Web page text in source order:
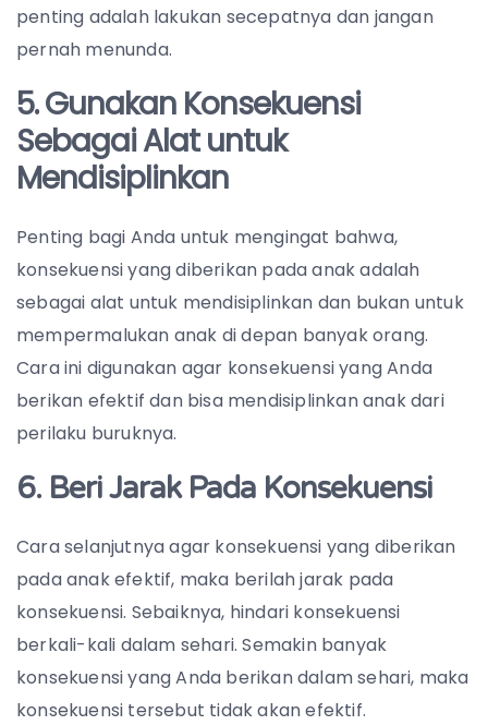
penting adalah lakukan secepatnya dan jangan
pernah menunda.
5. Gunakan Konsekuensi
Sebagai Alat untuk
Mendisiplinkan
Penting bagi Anda untuk mengingat bahwa,
konsekuensi yang diberikan pada anak adalah
sebagai alat untuk mendisiplinkan dan bukan untuk
mempermalukan anak di depan banyak orang.
Cara ini digunakan agar konsekuensi yang Anda
berikan efektif dan bisa mendisiplinkan anak dari
perilaku buruknya.
6. Beri Jarak Pada Konsekuensi
Cara selanjutnya agar konsekuensi yang diberikan
pada anak efektif, maka berilah jarak pada
konsekuensi. Sebaiknya, hindari konsekuensi
berkali-kali dalam sehari. Semakin banyak
konsekuensi yang Anda berikan dalam sehari, maka
konsekuensi tersebut tidak akan efektif.